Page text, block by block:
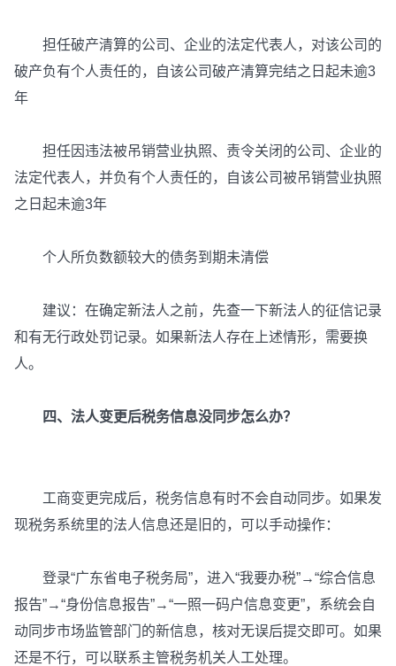
担任破产清算的公司、企业的法定代表人，对该公司的
破产负有个人责任的，自该公司破产清算完结之日起未逾3
年
担任因违法被吊销营业执照、责令关闭的公司、企业的
法定代表人，并负有个人责任的，自该公司被吊销营业执照
之日起未逾3年
个人所负数额较大的债务到期未清偿
建议：在确定新法人之前，先查一下新法人的征信记录
和有无行政处罚记录。如果新法人存在上述情形，需要换
人。
四、法人变更后税务信息没同步怎么办？
工商变更完成后，税务信息有时不会自动同步。如果发
现税务系统里的法人信息还是旧的，可以手动操作：
登录“广东省电子税务局”，进入“我要办税”→“综合信息
报告”→“身份信息报告”→“一照一码户信息变更”，系统会自
动同步市场监管部门的新信息，核对无误后提交即可。如果
还是不行，可以联系主管税务机关人工处理。